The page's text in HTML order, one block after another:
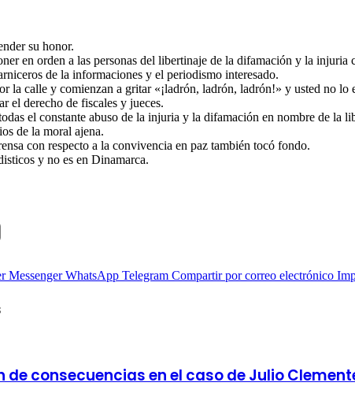
su honor.
en orden a las personas del libertinaje de la difamación y la
de la informaciones y el periodismo interesado.
la calle y comienzan a gritar «¡ladrón, ladrón, ladrón!» y usted no
el derecho de fiscales y jueces.
el constante abuso de la injuria y la difamación en nombre de la
de la moral ajena.
con respecto a la convivencia en paz también tocó fondo.
y no es en Dinamarca.
Messenger WhatsApp Telegram Compartir por correo electrónico
de consecuencias en el caso de Julio